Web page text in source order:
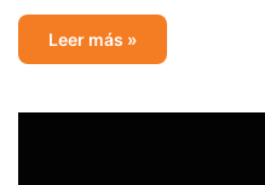
Leer más »